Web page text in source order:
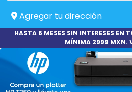
Agregar tu dirección
HASTA 6 MESES SIN INTERESES EN
MÍNIMA 2999 MXN.